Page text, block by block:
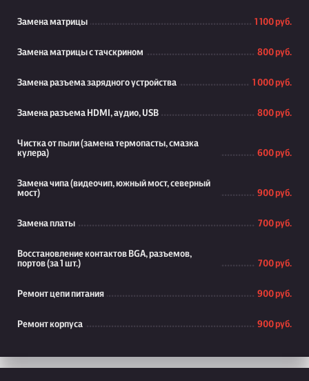
Замена матрицы 1 100 руб.
Замена матрицы с тачскрином 800 руб.
Замена разъема зарядного устройства 1 000 руб.
Замена разъема HDMI, аудио, USB 800 руб.
Чистка от пыли (замена термопасты, смазка
кулера)
600 руб.
Замена чипа (видеочип, южный мост, северный
мост)
900 руб.
Замена платы 700 руб.
Восстановление контактов BGA, разъемов,
портов (за 1 шт.)
700 руб.
Ремонт цепи питания 900 руб.
Ремонт корпуса 900 руб.